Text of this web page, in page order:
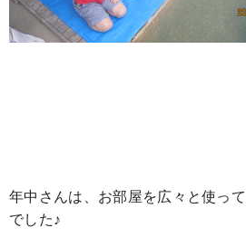
年中さんは、お部屋を広々と使っ
でした♪